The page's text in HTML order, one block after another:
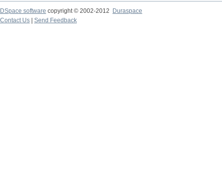
DSpace software copyright © 2002-2012
Duraspace
Contact Us
Send Feedback